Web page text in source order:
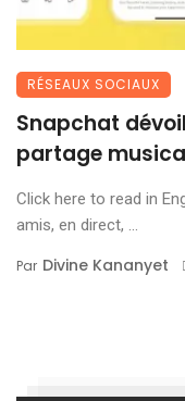
RÉSEAUX SOCIAUX
Snapchat
partage
Click here to read in
amis, en direct, ...
Par Divine Kananyet